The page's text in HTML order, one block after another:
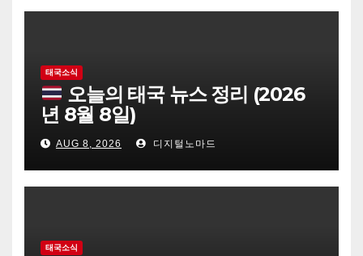
태국소식
오늘의 태국 뉴스 정리 (2026
년 8월 8일)
AUG 8, 2026 디지털노마드
태국소식